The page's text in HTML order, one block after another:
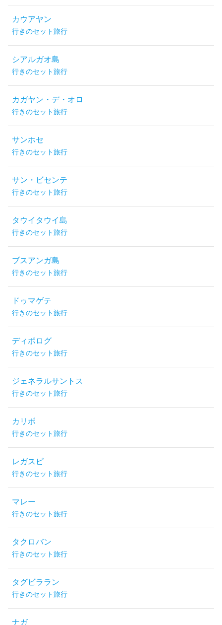
カウアヤン
行きのセット旅行
シアルガオ島
行きのセット旅行
カガヤン・デ・オロ
行きのセット旅行
サンホセ
行きのセット旅行
サン・ビセンテ
行きのセット旅行
タウイタウイ島
行きのセット旅行
ブスアンガ島
行きのセット旅行
ドゥマゲテ
行きのセット旅行
ディポログ
行きのセット旅行
ジェネラルサントス
行きのセット旅行
カリボ
行きのセット旅行
レガスピ
行きのセット旅行
マレー
行きのセット旅行
タクロバン
行きのセット旅行
タグビララン
行きのセット旅行
ナガ